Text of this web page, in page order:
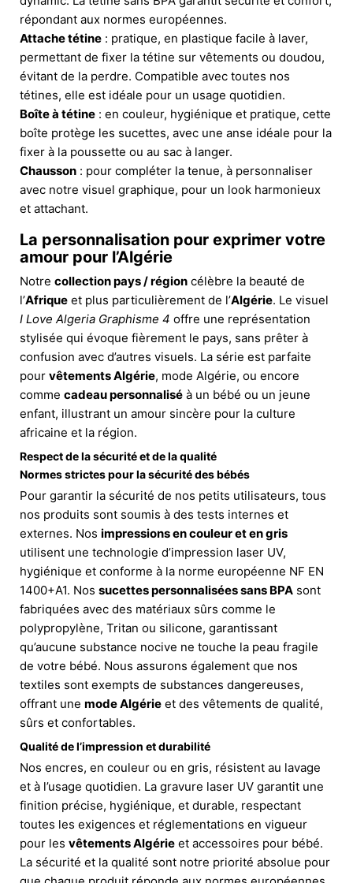
répondant aux normes européennes.
Attache tétine : pratique, en plastique facile à laver,
permettant de fixer la tétine sur vêtements ou doudou,
évitant de la perdre. Compatible avec toutes nos
tétines, elle est idéale pour un usage quotidien.
Boîte à tétine : en couleur, hygiénique et pratique, cette
boîte protège les sucettes, avec une anse idéale pour la
fixer à la poussette ou au sac à langer.
Chausson : pour compléter la tenue, à personnaliser
avec notre visuel graphique, pour un look harmonieux
et attachant.
La personnalisation pour exprimer votre
amour pour l’Algérie
Notre collection pays / région célèbre la beauté de
l’Afrique et plus particulièrement de l’Algérie. Le visuel
I Love Algeria Graphisme 4 offre une représentation
stylisée qui évoque fièrement le pays, sans prêter à
confusion avec d’autres visuels. La série est parfaite
pour vêtements Algérie, mode Algérie, ou encore
comme cadeau personnalisé à un bébé ou un jeune
enfant, illustrant un amour sincère pour la culture
africaine et la région.
Respect de la sécurité et de la qualité
Normes strictes pour la sécurité des bébés
Pour garantir la sécurité de nos petits utilisateurs, tous
nos produits sont soumis à des tests internes et
externes. Nos impressions en couleur et en gris
utilisent une technologie d’impression laser UV,
hygiénique et conforme à la norme européenne NF EN
1400+A1. Nos sucettes personnalisées sans BPA sont
fabriquées avec des matériaux sûrs comme le
polypropylène, Tritan ou silicone, garantissant
qu’aucune substance nocive ne touche la peau fragile
de votre bébé. Nous assurons également que nos
textiles sont exempts de substances dangereuses,
offrant une mode Algérie et des vêtements de qualité,
sûrs et confortables.
Qualité de l’impression et durabilité
Nos encres, en couleur ou en gris, résistent au lavage
et à l’usage quotidien. La gravure laser UV garantit une
finition précise, hygiénique, et durable, respectant
toutes les exigences et réglementations en vigueur
pour les vêtements Algérie et accessoires pour bébé.
La sécurité et la qualité sont notre priorité absolue pour